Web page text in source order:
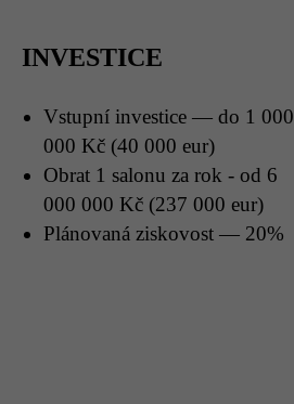
INVESTICE
Vstupní investice — do 1 000
000 Kč (40 000 eur)
Obrat 1 salonu za rok - od 6
000 000 Kč (237 000 eur)
Plánovaná ziskovost — 20%